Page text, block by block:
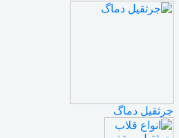
جرثقیل دماگ